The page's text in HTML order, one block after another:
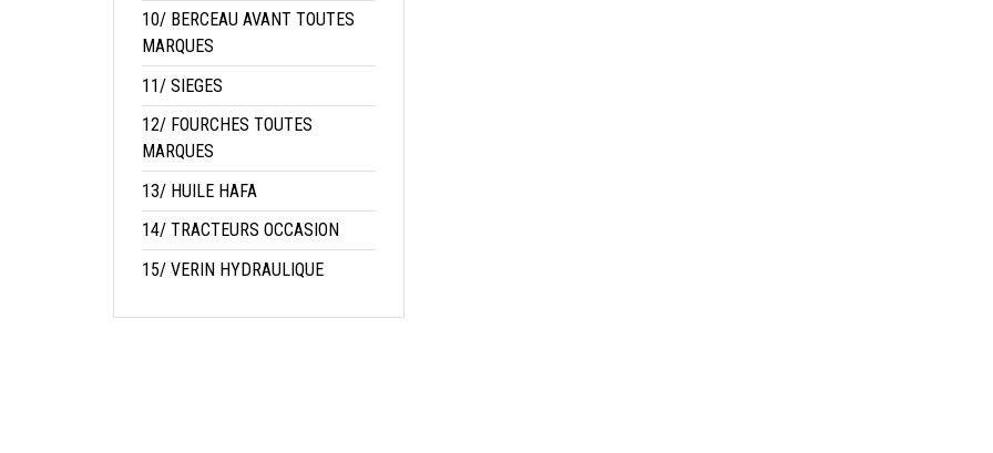
10/ BERCEAU AVANT TOUTES
MARQUES
11/ SIEGES
12/ FOURCHES TOUTES
MARQUES
13/ HUILE HAFA
14/ TRACTEURS OCCASION
15/ VERIN HYDRAULIQUE